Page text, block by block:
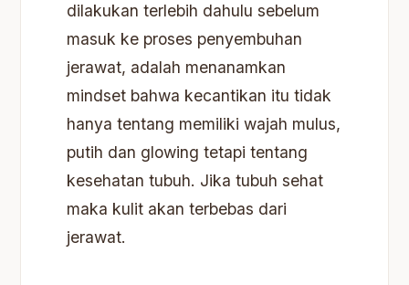
dilakukan terlebih dahulu sebelum
masuk ke proses penyembuhan
jerawat, adalah menanamkan
mindset bahwa kecantikan itu tidak
hanya tentang memiliki wajah mulus,
putih dan glowing tetapi tentang
kesehatan tubuh. Jika tubuh sehat
maka kulit akan terbebas dari
jerawat.